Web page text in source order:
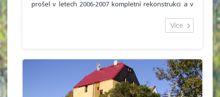
prošel v letech 2006-2007 kompletní rekonstrukci a v
pokojích. Celková kapacita penzionu je 15 pokojů pro
45 osob. V příjemném prostředí si zde můžete
pokojích. Součástí pokojů je vlastní sociální zařízení a
televizor. V objektu se nachází restaurace s vinárnou.
Parkování v areálu penzionu a možnost uložení
lyžařského vybavení do úschovny.
Více